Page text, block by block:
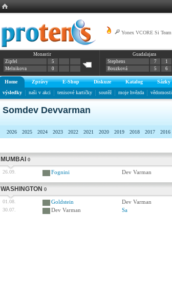
Yonex VCORE Si Team
Monastir
Zipfel
5
Melnikova
0
Guadalajara
Stephens
7 1
Bouzková
5 6
Home Zprávy E-Shop Diskuze Katalog Sázky
výsledky
naši v akci tenisové kartičky soutěž moje hvězda vědomosti
Somdev Devvarman
2026 2025 2024 2023 2022 2021 2020 2019 2018 2017 2016
MUMBAI 0
26.09. Fognini Dev Varman
WASHINGTON 0
01.08. Goldstein Dev Varman
30.07. Dev Varman Sa